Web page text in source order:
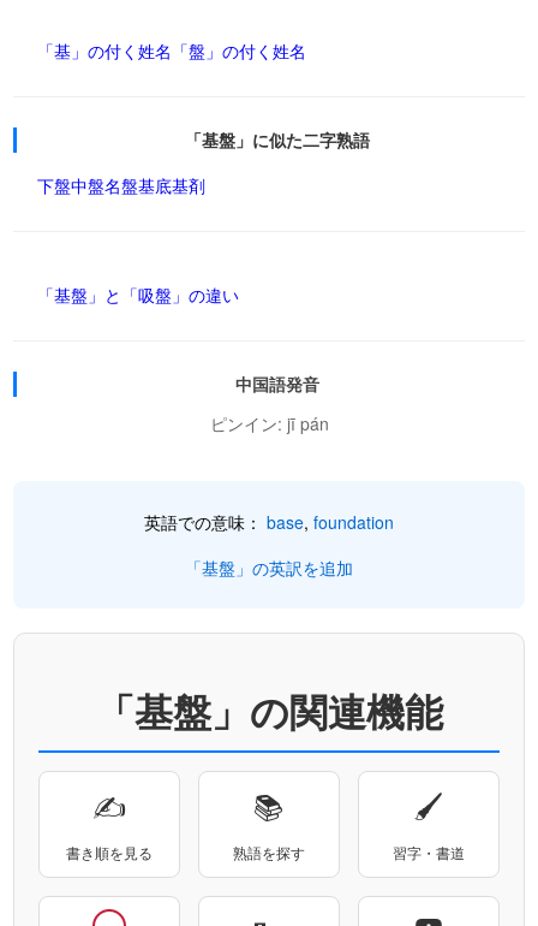
「基」の付く姓名 「盤」の付く姓名
「基盤」に似た二字熟語
下盤中盤名盤基底基剤
「基盤」と「吸盤」の違い
中国語発音
ピンイン: jī pán
英語での意味： base, foundation
「基盤」の英訳を追加
「基盤」の関連機能
✍
書き順を見る
📚
熟語を探す
🖌
習字・書道